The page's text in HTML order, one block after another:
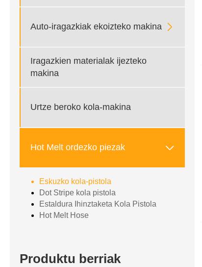
Auto-iragazkiak ekoizteko makina 
Iragazkien materialak ijezteko
makina
Urtze beroko kola-makina
Hot Melt ordezko piezak 
Eskuzko kola-pistola
Dot Stripe kola pistola
Estaldura Ihinztaketa Kola Pistola
Hot Melt Hose
Produktu berriak